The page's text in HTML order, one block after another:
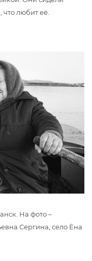
любит её.
На фото –
Сергина, село Ёна